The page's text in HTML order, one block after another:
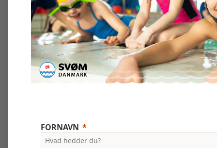
FORNAVN